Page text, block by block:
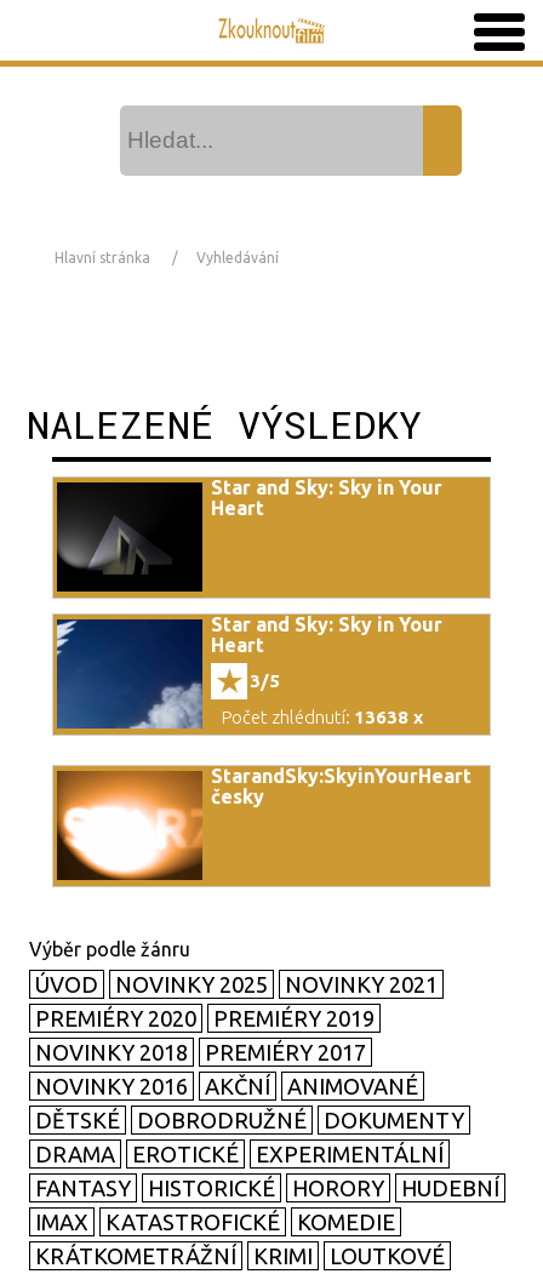
Hlavní stránka Vyhledávání
NALEZENÉ VÝSLEDKY
Star and Sky: Sky in Your
Heart
Star and Sky: Sky in Your
Heart
3/5
Počet zhlédnutí: 13638 x
StarandSky:SkyinYourHeart
česky
ÚVOD NOVINKY 2025
NOVINKY 2021
PREMIÉRY 2020
PREMIÉRY 2019
NOVINKY 2018
PREMIÉRY 2017
NOVINKY 2016
AKČNÍ
ANIMOVANÉ
DĚTSKÉ
DOBRODRUŽNÉ
DOKUMENTY
DRAMA
EROTICKÉ
EXPERIMENTÁLNÍ
FANTASY
HISTORICKÉ HORORY
HUDEBNÍ
IMAX
KATASTROFICKÉ
KOMEDIE
KRÁTKOMETRÁŽNÍ
KRIMI
LOUTKOVÉ